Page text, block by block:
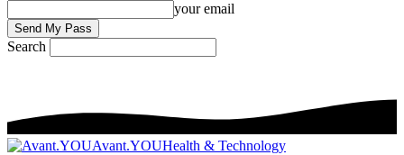
your email
Search
Avant.YOUHealth & Technology